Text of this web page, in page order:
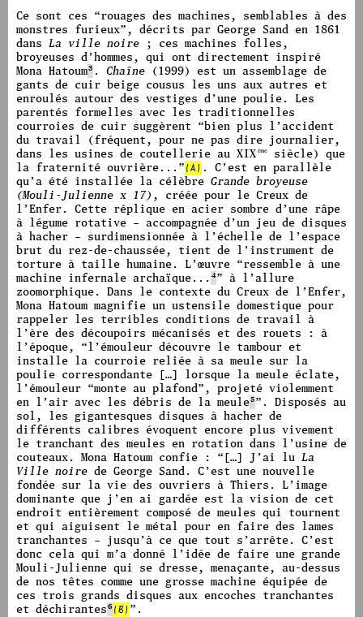
Ce sont ces “rouages des machines, semblables à des
monstres furieux” , décrits par George Sand en 1861
dans La ville noire
; ces machines folles,
broyeuses d’hommes, qui ont directement inspiré
Mona Hatoum3 . Chaîne(1999) est un assemblage de
gants de cuir beige cousus les uns aux autres et
enroulés autour des vestiges d’une poulie. Les
parentés formelles avec les traditionnelles
courroies de cuir suggèrent “bien plus l’accident
du travail (fréquent, pour ne pas dire journalier,
dans les usines de coutellerie au XIX èmesiècle) que
la fraternité ouvrière... ”(A) . C’est en parallèle
qu’a été installée la célèbre Grande broyeuse
(Mouli-Julienne x 17) , créée pour le Creux de
l’Enfer. Cette réplique en acier sombre d’une râpe
à légume rotative – accompagnée d’un jeu de disques
à hacher – surdimensionnée à l’échelle de l’espace
brut du rez-de-chaussée, tient de l’instrument de
torture à taille humaine. L’œuvre “ressemble à une
machine infernale archaïque... 4” à l’allure
zoomorphique. Dans le contexte du Creux de l’Enfer,
Mona Hatoum magnifie un ustensile domestique pour
rappeler les terribles conditions de travail à
l’ère des découpoirs mécanisés et des rouets : à
l’époque, “l’émouleur découvre le tambour et
installe la courroie reliée à sa meule sur la
poulie correspondante […] lorsque la meule éclate,
l’émouleur “monte au plafond”, projeté violemment
en l’air avec les débris de la meule5”. Disposés au
sol, les gigantesques disques à hacher de
différents calibres évoquent encore plus vivement
le tranchant des meules en rotation dans l’usine de
couteaux. Mona Hatoum confie : “[…] J’ai lu La
Ville noire de George Sand. C’est une nouvelle
fondée sur la vie des ouvriers à Thiers. L’image
dominante que j’en ai gardée est la vision de cet
endroit entièrement composé de meules qui tournent
et qui aiguisent le métal pour en faire des lames
tranchantes – jusqu’à ce que tout s’arrête. C’est
donc cela qui m’a donné l’idée de faire une grande
Mouli-Julienne qui se dresse, menaçante, au-dessus
de nos têtes comme une grosse machine équipée de
ces trois grands disques aux encoches tranchantes
et déchirantes6(B) ”.